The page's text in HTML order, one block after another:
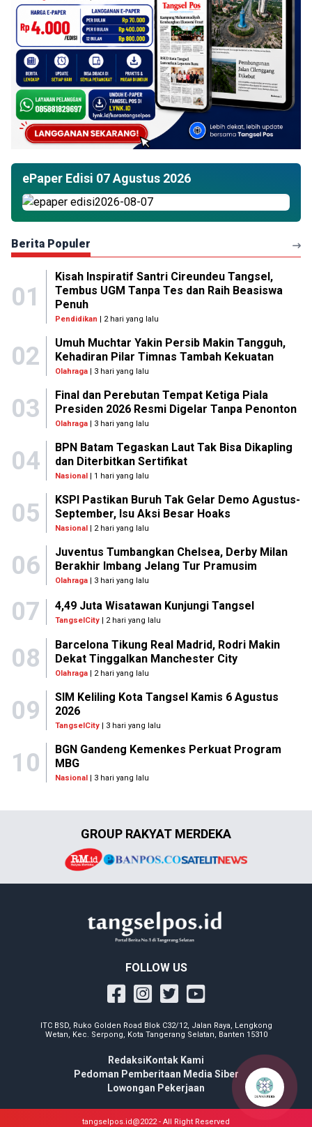
ePaper Edisi 07 Agustus 2026
Berita Populer
01
Kisah Inspiratif Santri Cireundeu Tangsel,
Tembus UGM Tanpa Tes dan Raih Beasiswa
Penuh
Pendidikan | 2 hari yang lalu
02
Umuh Muchtar Yakin Persib Makin Tangguh,
Kehadiran Pilar Timnas Tambah Kekuatan
Olahraga| 3 hari yang lalu
03
Final dan Perebutan Tempat Ketiga Piala
Presiden 2026 Resmi Digelar Tanpa Penonton
Olahraga| 3 hari yang lalu
04
BPN Batam Tegaskan Laut Tak Bisa Dikapling
dan Diterbitkan Sertifikat
Nasional| 1 hari yang lalu
05
KSPI Pastikan Buruh Tak Gelar Demo Agustus-
September, Isu Aksi Besar Hoaks
Nasional| 2 hari yang lalu
06
Juventus Tumbangkan Chelsea, Derby Milan
Berakhir Imbang Jelang Tur Pramusim
Olahraga| 3 hari yang lalu
07 4,49 Juta Wisatawan Kunjungi Tangsel
TangselCity | 2 hari yang lalu
08
Barcelona Tikung Real Madrid, Rodri Makin
Dekat Tinggalkan Manchester City
Olahraga| 2 hari yang lalu
09
SIM Keliling Kota Tangsel Kamis 6 Agustus
2026
TangselCity| 3 hari yang lalu
10
BGN Gandeng Kemenkes Perkuat Program
MBG
Nasional| 3 hari yang lalu
GROUP RAKYAT MERDEKA
FOLLOW US
ITC BSD, Ruko Golden Road Blok C32/12, Jalan Raya, Lengkong
Wetan, Kec. Serpong, Kota Tangerang Selatan, Banten 15310
Redaksi Kontak Kami
Pedoman Pemberitaan Media Siber
Lowongan Pekerjaan
tangselpos.id@2022 - All Right Reserved